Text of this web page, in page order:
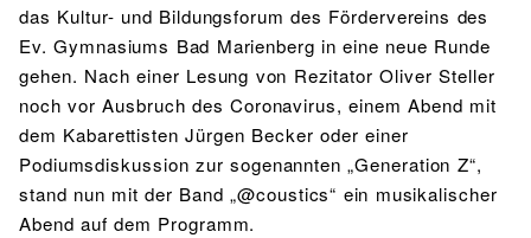
das Kultur- und Bildungsforum des Fördervereins des
Ev. Gymnasiums Bad Marienberg in eine neue Runde
gehen. Nach einer Lesung von Rezitator Oliver Steller
noch vor Ausbruch des Coronavirus, einem Abend mit
dem Kabarettisten Jürgen Becker oder einer
Podiumsdiskussion zur sogenannten „Generation Z“,
stand nun mit der Band „@coustics“ ein musikalischer
Abend auf dem Programm.